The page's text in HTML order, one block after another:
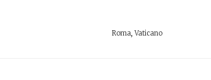
Roma,Vaticano